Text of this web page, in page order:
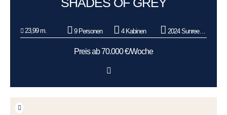
23,99 m. 9 Personen 4 Kabinen 2024 Sunreef Yachts
Preis ab 70.000 €/Woche